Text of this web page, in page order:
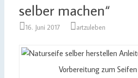
selber machen“
16. Juni 2017 artzuleben
Vorbereitung zum